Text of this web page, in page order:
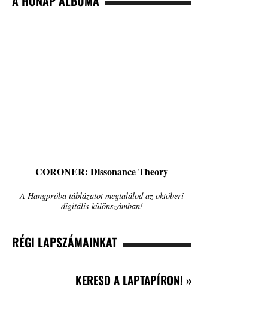
CORONER: Dissonance Theory
A Hangpróba táblázatot megtalálod az októberi
digitális különszámban!
RÉGI LAPSZÁMAINKAT
KERESD A LAPTAPÍRON! »